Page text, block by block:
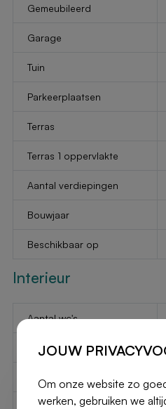
Gemeubileerd
Garage
Tuin
Parkeerplaatsen
Terras
Terras 1 oppervlakte
Aantal verdiepingen
Bouwjaar
Beschikbaar op
Interieur
Aantal wc's
Aantal doucheruimtes
Slaapkamer 1
Slaapkamer 2
JOUW
Om onze website zo
werken, gebruiken we